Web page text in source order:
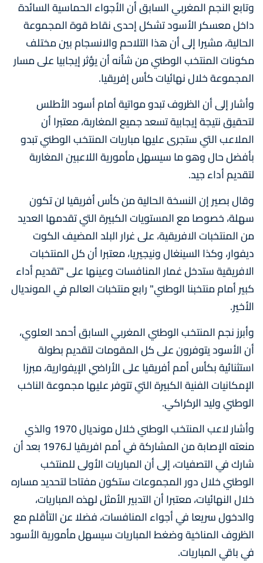
وتابع النجم المغربي السابق أن الأجواء الحماسية السائدة
داخل معسكر الأسود تشكل إحدى نقاط قوة المجموعة
الحالية، مشيرا إلى أن هذا التلاحم والانسجام بين مختلف
مكونات المنتخب الوطني من شأنه أن يؤثر إيجابيا على مسار
المجموعة خلال نهائيات كأس إفريقيا.
وأشار إلى أن الظروف تبدو مواتية أمام أسود الأطلس
لتحقيق نتيجة إيجابية تسعد جميع المغاربة، معتبرا أن
الملاعب التي ستجرى عليها مباريات المنتخب الوطني تبدو
بأفضل حال وهو ما سيسهل مأمورية اللاعبين المغاربة
لتقديم أداء جيد.
وقال بصير إن النسخة الحالية من كأس أفريقيا لن تكون
سهلة، خصوصا مع المستويات الكبيرة التي تقدمها العديد
من المنتخبات الافريقية، على غرار البلد المضيف الكوت
ديفوار، وكذا السينغال ونيجيريا، معتبرا أن كل المنتخبات
الافريقية ستدخل غمار المنافسات وعينها على "تقديم أداء
كبير أمام منتخبنا الوطني" رابع منتخبات العالم في المونديال
الأخير.
وأبرز نجم المنتخب الوطني المغربي السابق أحمد العلوي،
أن الأسود يتوفرون على كل المقومات لتقديم بطولة
استثنائية بكأس أمم أفريقيا على الأراضي الإيفوارية، مبرزا
الإمكانيات الفنية الكبيرة التي تتوفر عليها مجموعة الناخب
الوطني وليد الركراكي.
وأشار لاعب المنتخب الوطني خلال مونديال 1970 والذي
منعته الإصابة من المشاركة في أمم افريقيا لـ1976 بعد أن
شارك في التصفيات، إلى أن المباريات الأولى للمنتخب
الوطني خلال دور المجموعات ستكون مفتاحا لتحديد مساره
خلال النهائيات، معتبرا أن التدبير الأمثل لهذه المباريات،
والدخول سريعا في أجواء المنافسات، فضلا عن التأقلم مع
الظروف المناخية وضغط المباريات سيسهل مأمورية الأسود
في باقي المباريات.